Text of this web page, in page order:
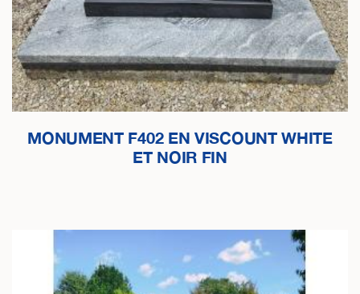
MONUMENT F402 EN VISCOUNT WHITE
ET NOIR FIN